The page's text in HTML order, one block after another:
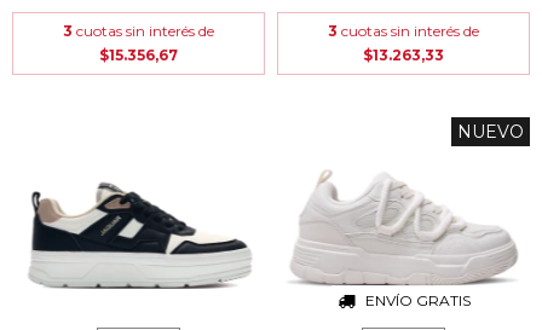
3 cuotas sin interés de
$15.356,67
3 cuotas sin interés de
$13.263,33
ENVÍO GRATIS
NUEVO